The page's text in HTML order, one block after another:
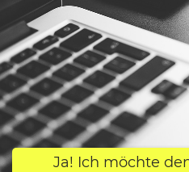
Ja! Ich möchte